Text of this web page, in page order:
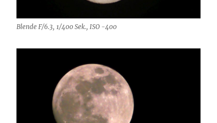
Blende F/6.3, 1/400 Sek., ISO -400